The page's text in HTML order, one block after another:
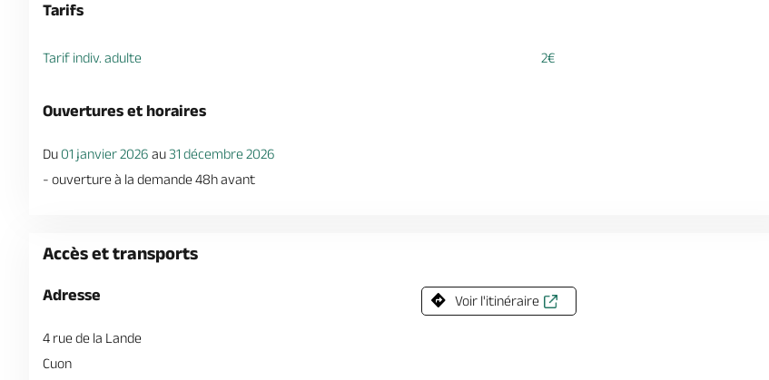
Tarifs
Tarif indiv. adulte 2€
Ouvertures et horaires
Du 01 janvier 2026 au31 décembre 2026
- ouverture à la demande 48h avant
Accès et transports
Adresse
4 rue de la Lande
Cuon
Voir l'itinéraire